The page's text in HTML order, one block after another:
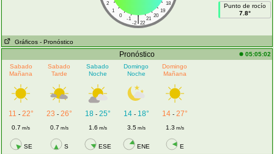
2
18
1
19
0
20
-1 21
|
-2 22
Punto de rocío
7.8°
Gráficos - Pronóstico
Pronóstico
05:05:02
Sabado
Mañana
Sabado
Tarde
Sabado
Noche
Domingo
Noche
Domingo
Mañana
11 - 22° 23 - 26° 18- 25° 14- 18° 14- 27°
0.7 m/s 0.7 m/s 1.6 m/s 3.5m/s 1.3 m/s
SE S ESE ENE E